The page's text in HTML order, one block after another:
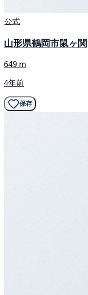
公式
山形県鶴岡市鼠ヶ関
649 m
4年前
保存